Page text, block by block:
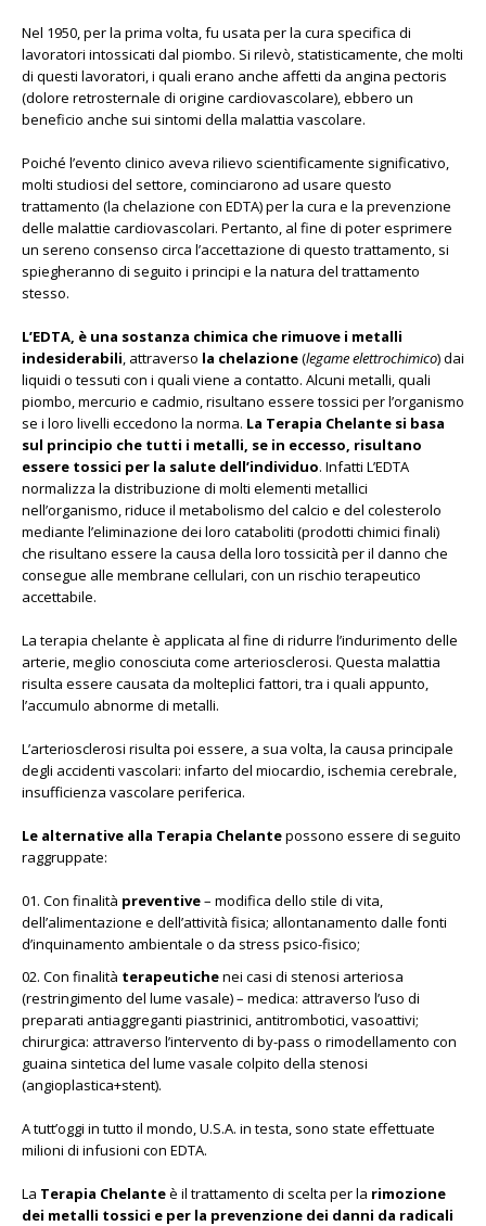
Nel 1950, per la prima volta, fu usata per la cura specifica di
lavoratori intossicati dal piombo. Si rilevò, statisticamente, che molti
di questi lavoratori, i quali erano anche affetti da angina pectoris
(dolore retrosternale di origine cardiovascolare), ebbero un
beneficio anche sui sintomi della malattia vascolare.
Poiché l’evento clinico aveva rilievo scientificamente significativo,
molti studiosi del settore, cominciarono ad usare questo
trattamento (la chelazione con EDTA) per la cura e la prevenzione
delle malattie cardiovascolari. Pertanto, al fine di poter esprimere
un sereno consenso circa l’accettazione di questo trattamento, si
spiegheranno di seguito i principi e la natura del trattamento
stesso.
L’EDTA, è una sostanza chimica che rimuove i metalli
indesiderabili, attraverso la chelazione(legame elettrochimico) dai
liquidi o tessuti con i quali viene a contatto. Alcuni metalli, quali
piombo, mercurio e cadmio, risultano essere tossici per l’organismo
se i loro livelli eccedono la norma. La Terapia Chelante si basa
sul principio che tutti i metalli, se in eccesso, risultano
essere tossici per la salute dell’individuo. Infatti L’EDTA
normalizza la distribuzione di molti elementi metallici
nell’organismo, riduce il metabolismo del calcio e del colesterolo
mediante l’eliminazione dei loro cataboliti (prodotti chimici finali)
che risultano essere la causa della loro tossicità per il danno che
consegue alle membrane cellulari, con un rischio terapeutico
accettabile.
La terapia chelante è applicata al fine di ridurre l’indurimento delle
arterie, meglio conosciuta come arteriosclerosi. Questa malattia
risulta essere causata da molteplici fattori, tra i quali appunto,
l’accumulo abnorme di metalli.
L’arteriosclerosi risulta poi essere, a sua volta, la causa principale
degli accidenti vascolari: infarto del miocardio, ischemia cerebrale,
insufficienza vascolare periferica.
Le alternative alla Terapia Chelantepossono essere di seguito
raggruppate:
Con finalità preventive– modifica dello stile di vita,
dell’alimentazione e dell’attività fisica; allontanamento dalle fonti
d’inquinamento ambientale o da stress psico-fisico;
Con finalità terapeutichenei casi di stenosi arteriosa
(restringimento del lume vasale) – medica: attraverso l’uso di
preparati antiaggreganti piastrinici, antitrombotici, vasoattivi;
chirurgica: attraverso l’intervento di by-pass o rimodellamento con
guaina sintetica del lume vasale colpito della stenosi
(angioplastica+stent).
A tutt’oggi in tutto il mondo, U.S.A. in testa, sono state effettuate
milioni di infusioni con EDTA.
La Terapia Chelanteè il trattamento di scelta per la rimozione
dei metalli tossici e per la prevenzione dei danni da radicali